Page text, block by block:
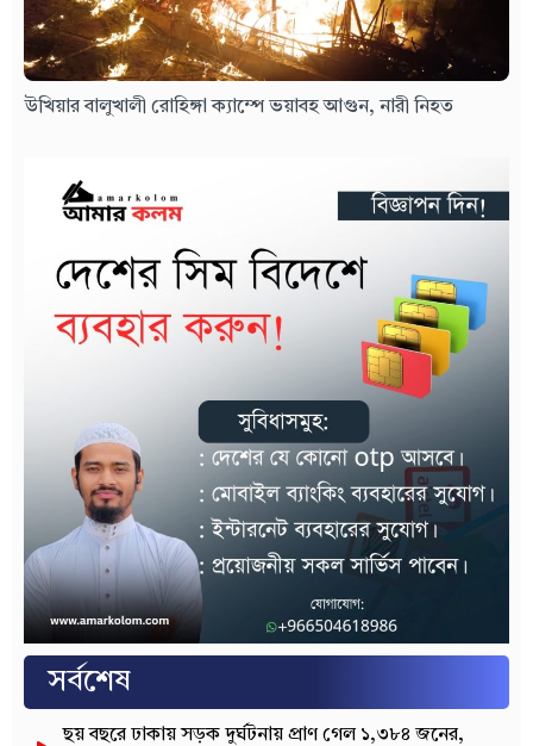
উখিয়ার বালুখালী রোহিঙ্গা ক্যাম্পে ভয়াবহ আগুন, নারী নিহত
সর্বশেষ
ছয় বছরে ঢাকায় সড়ক দুর্ঘটনায় প্রাণ গেল ১,৩৮৪ জনের,